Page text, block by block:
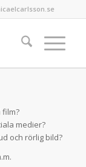
medier?
och rörlig bild?